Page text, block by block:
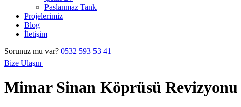
Paslanmaz Tank
Projelerimiz
Blog
İletişim
Sorunuz mu var? 0532 593 53 41
Bize Ulaşın
Mimar Sinan Köprüsü Revizyonu